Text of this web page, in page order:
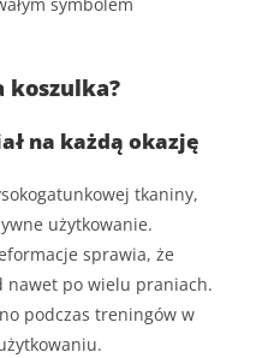
symbolem
koszulka?
na każdą okazję
tkaniny,
użytkowanie.
sprawia, że
nawet po wielu praniach.
podczas treningów w